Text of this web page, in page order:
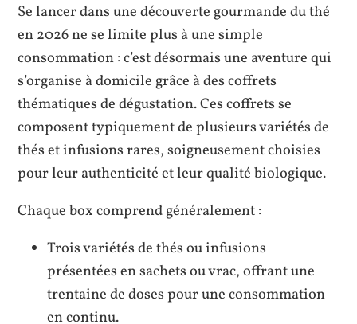
Se lancer dans une découverte gourmande du thé
en 2026 ne se limite plus à une simple
consommation : c’est désormais une aventure qui
s’organise à domicile grâce à des coffrets
thématiques de dégustation. Ces coffrets se
composent typiquement de plusieurs variétés de
thés et infusions rares, soigneusement choisies
pour leur authenticité et leur qualité biologique.
Chaque box comprend généralement :
Trois variétés de thés ou infusions
présentées en sachets ou vrac, offrant une
trentaine de doses pour une consommation
en continu.